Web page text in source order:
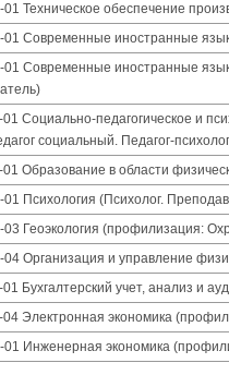
Техническое обеспечение
Современные иностранные
01 Современные иностранные
Социально-педагогическое и
социальный. Педагог-
Образование в области
Психология (Психолог.
Геоэкология (профилизация:
Организация и управление
Бухгалтерский учет, анализ и
Электронная экономика
01 Инженерная экономика